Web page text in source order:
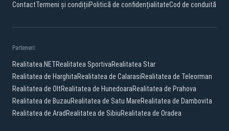
ContactTermeni și condițiiPolitică de confidențialitateCod de conduită
Parteneri:
Realitatea.NETRealitatea SportivaRealitatea Star
Realitatea de HarghitaRealitatea de CalarasiRealitatea de Teleorman
Realitatea de OltRealitatea de HunedoaraRealitatea de Prahova
Realitatea de BuzauRealitatea de Satu MareRealitatea de Dambovita
Realitatea de Arad Realitatea de SibiuRealitatea de Oradea